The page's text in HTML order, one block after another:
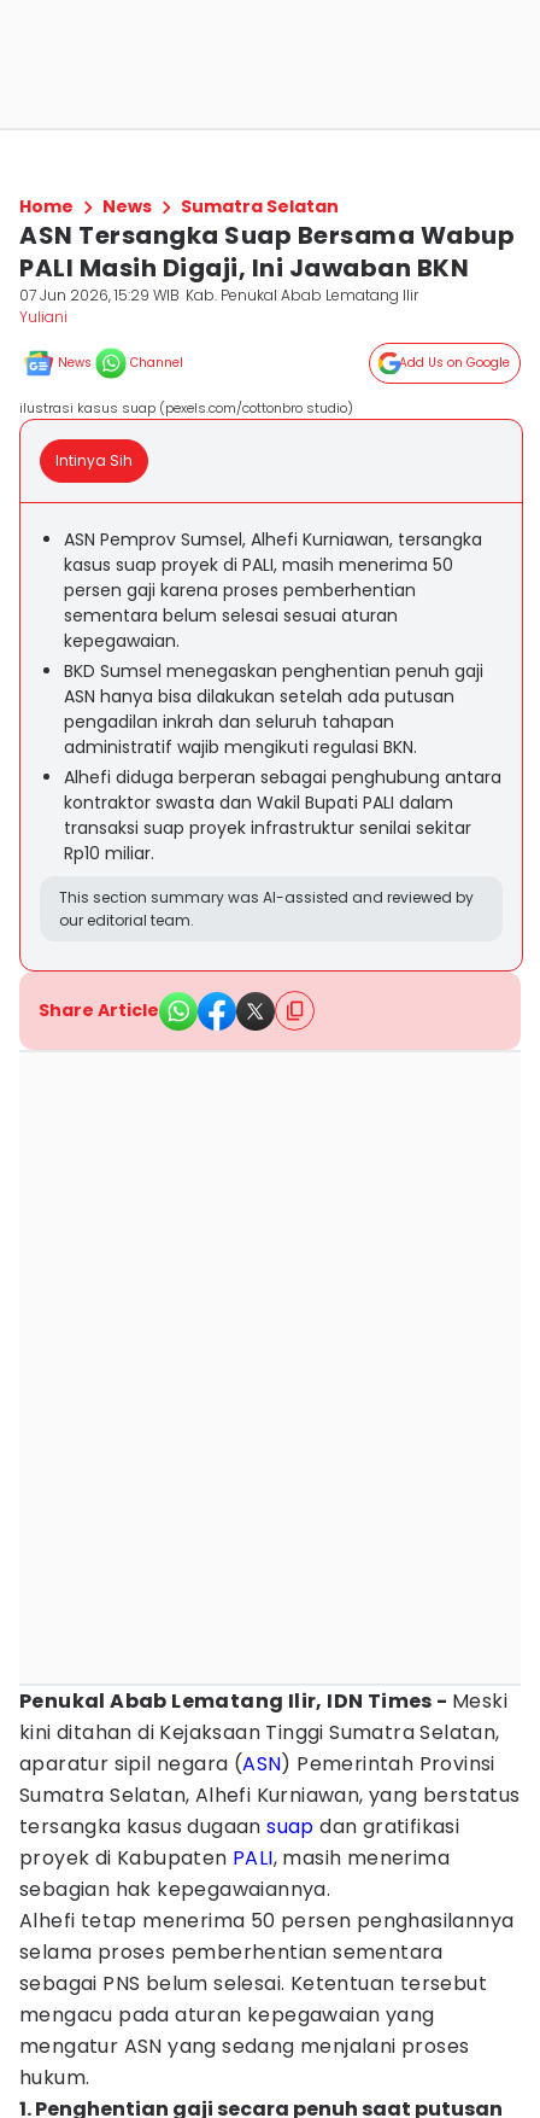
Home News Sumatra Selatan
ASN Tersangka Suap Bersama Wabup
PALI Masih Digaji, Ini Jawaban BKN
07 Jun 2026, 15:29 WIB Kab. Penukal Abab Lematang Ilir
Yuliani
News Channel Add Us on Google
ilustrasi kasus suap (pexels.com/cottonbro studio)
Intinya Sih
ASN Pemprov Sumsel, Alhefi Kurniawan, tersangka
kasus suap proyek di PALI, masih menerima 50
persen gaji karena proses pemberhentian
sementara belum selesai sesuai aturan
kepegawaian.
BKD Sumsel menegaskan penghentian penuh gaji
ASN hanya bisa dilakukan setelah ada putusan
pengadilan inkrah dan seluruh tahapan
administratif wajib mengikuti regulasi BKN.
Alhefi diduga berperan sebagai penghubung antara
kontraktor swasta dan Wakil Bupati PALI dalam
transaksi suap proyek infrastruktur senilai sekitar
Rp10 miliar.
This section summary was AI-assisted and reviewed by
our editorial team.
Share Article
Penukal Abab Lematang Ilir, IDN Times -‎ Meski
kini ditahan di Kejaksaan Tinggi Sumatra Selatan,
aparatur sipil negara (ASN) Pemerintah Provinsi
Sumatra Selatan, Alhefi Kurniawan, yang berstatus
tersangka kasus dugaansuap dan gratifikasi
proyek di Kabupaten PALI, masih menerima
sebagian hak kepegawaiannya.
Alhefi tetap menerima 50 persen penghasilannya
selama proses pemberhentian sementara
sebagai PNS belum selesai. Ketentuan tersebut
mengacu pada aturan kepegawaian yang
mengatur ASN yang sedang menjalani proses
hukum.
1. Penghentian gaji secara penuh saat putusan